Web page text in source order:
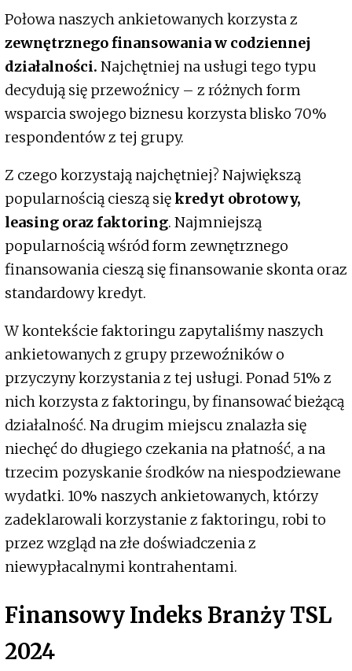
Połowa naszych ankietowanych korzysta z
zewnętrznego finansowania w codziennej
działalności. Najchętniej na usługi tego typu
decydują się przewoźnicy – z różnych form
wsparcia swojego biznesu korzysta blisko 70%
respondentów z tej grupy.
Z czego korzystają najchętniej? Największą
popularnością cieszą siękredyt obrotowy,
leasing oraz faktoring. Najmniejszą
popularnością wśród form zewnętrznego
finansowania cieszą się finansowanie skonta oraz
standardowy kredyt.
W kontekście faktoringu zapytaliśmy naszych
ankietowanych z grupy przewoźników o
przyczyny korzystania z tej usługi. Ponad 51% z
nich korzysta z faktoringu, by finansować bieżącą
działalność. Na drugim miejscu znalazła się
niechęć do długiego czekania na płatność, a na
trzecim pozyskanie środków na niespodziewane
wydatki. 10% naszych ankietowanych, którzy
zadeklarowali korzystanie z faktoringu, robi to
przez wzgląd na złe doświadczenia z
niewypłacalnymi kontrahentami.
Finansowy Indeks Branży TSL
2024